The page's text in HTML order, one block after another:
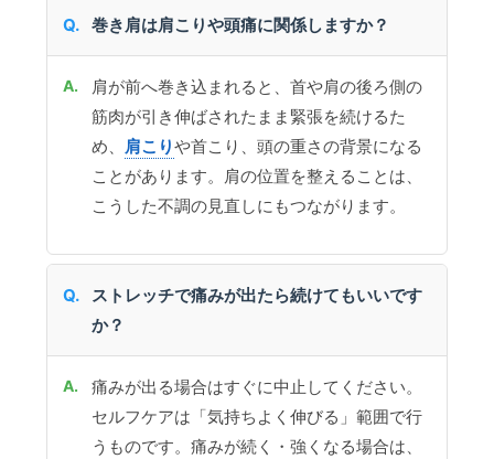
巻き肩は肩こりや頭痛に関係しますか？
肩が前へ巻き込まれると、首や肩の後ろ側の
筋肉が引き伸ばされたまま緊張を続けるた
め、 肩こりや首こり、頭の重さの背景になる
ことがあります。肩の位置を整えることは、
こうした不調の見直しにもつながります。
ストレッチで痛みが出たら続けてもいいです
か？
痛みが出る場合はすぐに中止してください。
セルフケアは「気持ちよく伸びる」範囲で行
うものです。痛みが続く・強くなる場合は、